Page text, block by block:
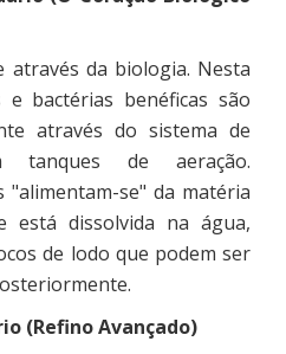
através da biologia. Nesta
e bactérias benéficas são
através do sistema de
tanques de aeração.
"alimentam-se" da matéria
está dissolvida na água,
de lodo que podem ser
(Refino Avançado)